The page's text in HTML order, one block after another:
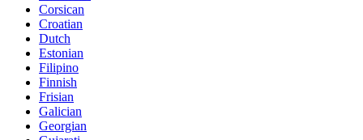
Corsican
Croatian
Dutch
Estonian
Filipino
Finnish
Frisian
Galician
Georgian